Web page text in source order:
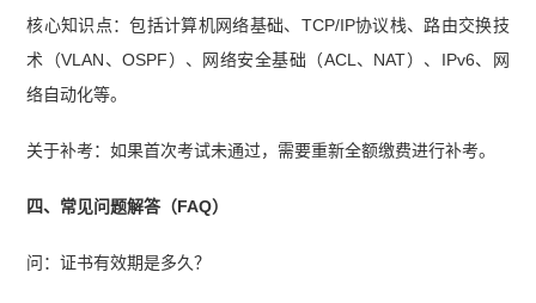
核心知识点：包括计算机网络基础、TCP/IP协议栈、路由交换技
术（VLAN、OSPF）、网络安全基础（ACL、NAT）、IPv6、网
络自动化等。
关于补考：如果首次考试未通过，需要重新全额缴费进行补考。
四、常见问题解答（FAQ）
问：证书有效期是多久？